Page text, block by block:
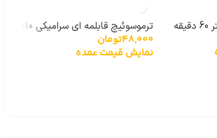
ترموسوئیچ قابلمه ای سرامیکی 110
درجه
48,000تومان
نمایش قیمت عمده